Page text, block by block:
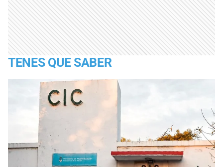
TENES QUE SABER